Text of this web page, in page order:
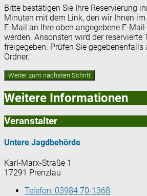
Bitte bestätigen Sie Ihre Reservierung
Minuten mit dem Link, den wir Ihnen
E-Mail an Ihre oben angegebene E-
werden. Ansonsten wird der reservierte
freigegeben. Prüfen Sie gegebenenfalls
Ordner.
Weitere Informationen
Veranstalter
Untere Jagdbehörde
Karl-Marx-Straße 1
17291 Prenzlau
Telefon: 03984 70-1368